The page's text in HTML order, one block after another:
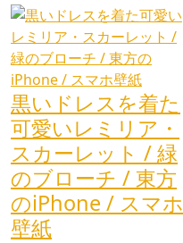
黒いドレスを着た
可愛いレミリア・
スカーレット / 緑
のブローチ / 東方
のiPhone / スマホ
壁紙